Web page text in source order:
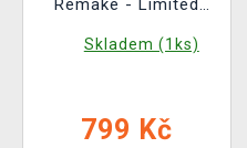
Remake - Limited
Skladem (1ks)
799 Kč